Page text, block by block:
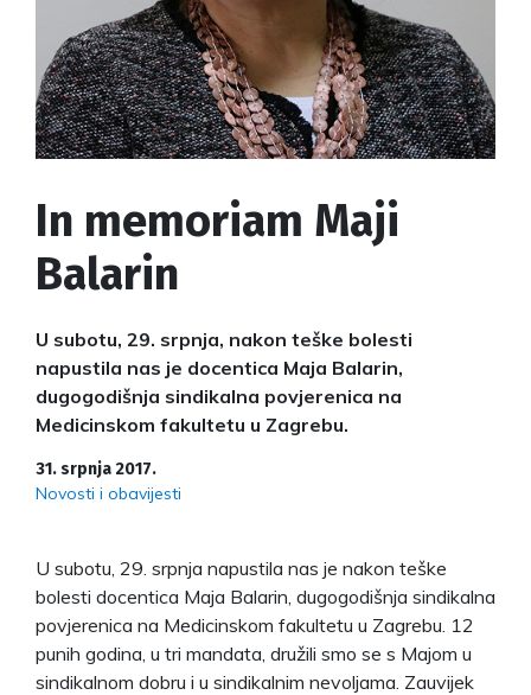
In memoriam Maji
Balarin
U subotu, 29. srpnja, nakon teške bolesti
napustila nas je docentica Maja Balarin,
dugogodišnja sindikalna povjerenica na
Medicinskom fakultetu u Zagrebu.
31. srpnja 2017.
Novosti i obavijesti
U subotu, 29. srpnja napustila nas je nakon teške
bolesti docentica Maja Balarin, dugogodišnja sindikalna
povjerenica na Medicinskom fakultetu u Zagrebu. 12
punih godina, u tri mandata, družili smo se s Majom u
sindikalnom dobru i u sindikalnim nevoljama. Zauvijek